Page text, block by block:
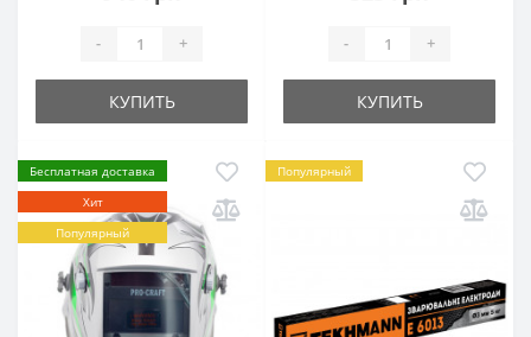
- +
КУПИТЬ
- +
КУПИТЬ
Бесплатная доставка
Хит
Популярный
Популярный